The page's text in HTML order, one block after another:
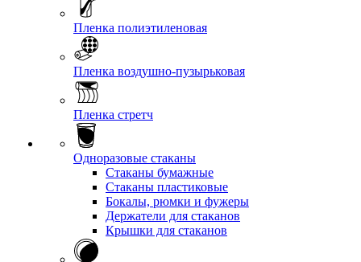
Пленка полиэтиленовая
Пленка воздушно-пузырьковая
Пленка стретч
Одноразовые стаканы
Стаканы бумажные
Стаканы пластиковые
Бокалы, рюмки и фужеры
Держатели для стаканов
Крышки для стаканов